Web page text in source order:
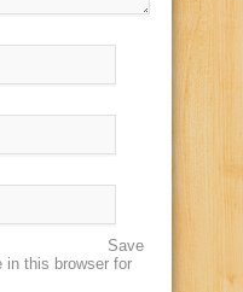
Save
in this browser for